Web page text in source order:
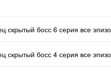
скрытый босс 6 серия все
скрытый босс 4 серия все